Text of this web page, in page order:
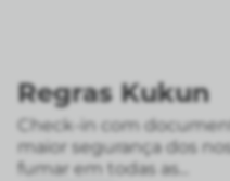
Regras Kukun
Check-in com
maior segurança dos
fumar em todas as...